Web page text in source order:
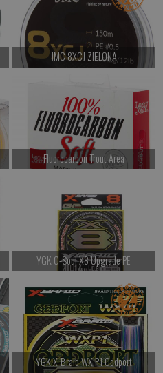
JMC 8XCJ ZIELONA
Kup teraz >
Fluorocarbon Trout Area
Kup teraz >
YGK G-Soul X8 Upgrade PE
Kup teraz >
YGK X-Braid WX P1 Oddport